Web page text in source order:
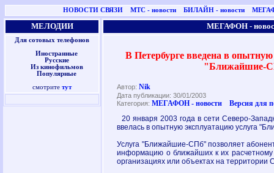
НОВОСТИ СВЯЗИ МТС - новости БИЛАЙН - новости
МЕЛОДИИ
Для сотовых телефонов
Иностранные
Русские
Из кинофильмов
Популярные
смотрите тут
МЕГАФОН -
В Петербурге введена в
"Ближайшие-
Автор:Nik
Дата публикации: 30/01/2003
Категория:МЕГАФОН - новости
Версия для
20 января 2003 года в сети Северо-
ввелась в опытную эксплуатацию услуга
Услуга "Ближайшие-СПб" позволяет
информацию о ближайших к их
организациях или объектах на территории